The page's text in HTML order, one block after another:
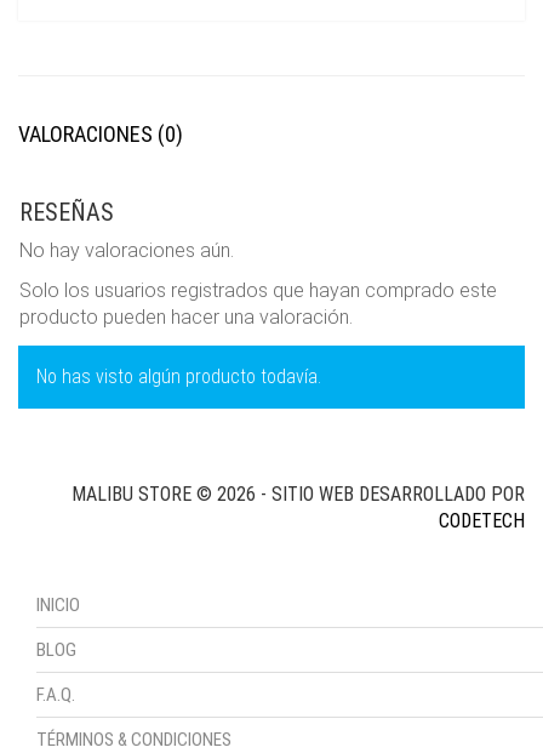
VALORACIONES (0)
RESEÑAS
No hay valoraciones aún.
Solo los usuarios registrados que hayan comprado este
producto pueden hacer una valoración.
No has visto algún producto todavía.
INICIO
BLOG
F.A.Q.
TÉRMINOS & CONDICIONES
MALIBU STORE © 2026 - SITIO WEB DESARROLLADO POR
CODETECH